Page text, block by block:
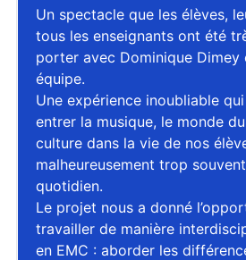
Un spectacle que les élèves,
tous les enseignants ont été
porter avec Dominique Dimey
équipe.
Une expérience inoubliable
entrer la musique, le monde
culture dans la vie de nos
malheureusement trop
quotidien.
Le projet nous a donné
travailler de manière
en EMC : aborder les